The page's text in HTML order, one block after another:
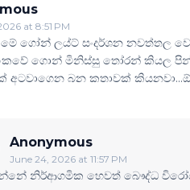
at 8:51 PM
මේ ගෝන් ලය්ට් සංදර්ශන නවත්තල
ගොන් මිනිස්සු තෝරන් කියල
බන කතාවක්
Anonymous
June 24, 2026 at 11:57 PM
නිර්ආගමික හෙවත් බෞද්ධ